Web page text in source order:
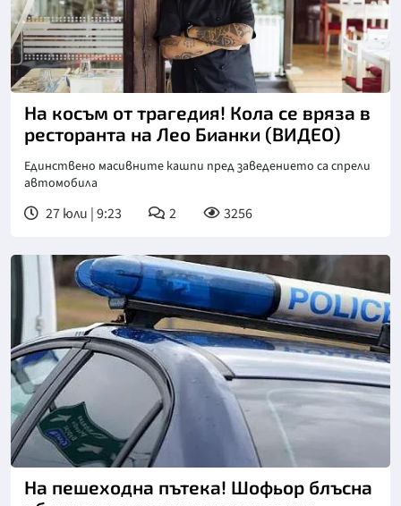
На косъм от трагедия! Кола се вряза в
ресторанта на Лео Бианки (ВИДЕО)
Единствено масивните кашпи пред заведението са спрели
автомобила
27 юли | 9:23 2 3256
На пешеходна пътека! Шофьор блъсна